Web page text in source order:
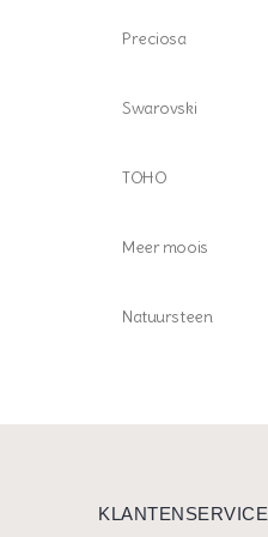
Preciosa
Swarovski
TOHO
Meer moois
Natuursteen
KLANTENSERVICE